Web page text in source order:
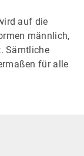
auf die
männlich,
Sämtliche
für alle